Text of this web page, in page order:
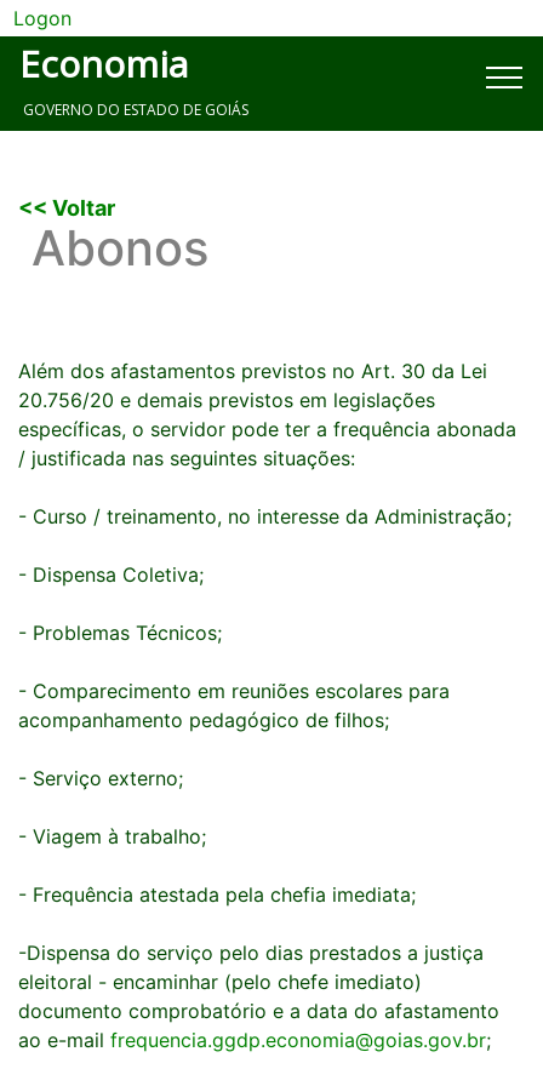
Logon
Economia
GOVERNO DO ESTADO DE GOIÁS
<< Voltar
Abonos
Além dos afastamentos previstos no Art. 30 da Lei
20.756/20​​ e demais previstos em legislações
específicas, o servidor pode ter a frequência abonada
/ justificada nas seguintes situações:
- Curso / treinamento, no interesse da Administração;
- Dispensa Coletiva;
- Problemas Técnicos;
- Comparecimento em reuniões escolares para
acompanhamento pedagógico de filhos;
- Serviço externo;
- Viagem à trabalho;
- Frequência atestada pela chefia imediata;
-Dispensa do serviço pelo dias prestados a justiça
eleitoral - encaminhar (pelo chefe imediato)
documento comprobatório e a data do afastamento
ao e-mail frequencia.ggdp.economia@goias.gov.br;